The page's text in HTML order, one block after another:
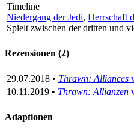
Timeline
Niedergang der Jedi, Herrschaft
Spielt zwischen der dritten und
Rezensionen (2)
29.07.2018 • Thrawn: Alliances
10.11.2019 • Thrawn: Allianzen
Adaptionen